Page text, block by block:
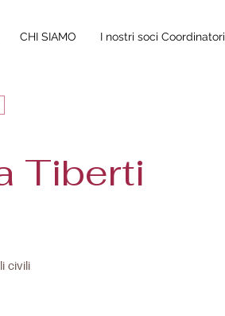
CHI SIAMO I nostri soci Coordinatori
Tiberti
civili